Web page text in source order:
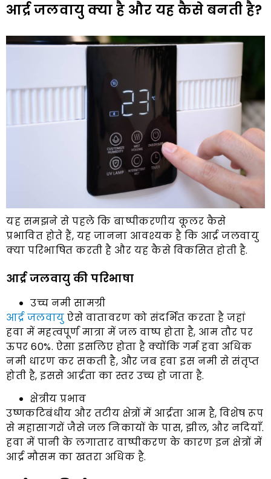
आर्द्र जलवायु क्या है और यह कैसे बनती है?
यह समझने से पहले कि बाष्पीकरणीय कूलर कैसे
प्रभावित होते हैं, यह जानना आवश्यक है कि आर्द्र जलवायु
क्या परिभाषित करती है और यह कैसे विकसित होती है.
आर्द्र जलवायु की परिभाषा
उच्च नमी सामग्री
आर्द्र जलवायु ऐसे वातावरण को संदर्भित करता है जहां
हवा में महत्वपूर्ण मात्रा में जल वाष्प होता है, आम तौर पर
ऊपर 60%. ऐसा इसलिए होता है क्योंकि गर्म हवा अधिक
नमी धारण कर सकती है, और जब हवा इस नमी से संतृप्त
होती है, इससे आर्द्रता का स्तर उच्च हो जाता है.
क्षेत्रीय प्रभाव
उष्णकटिबंधीय और तटीय क्षेत्रों में आर्द्रता आम है, विशेष रूप
से महासागरों जैसे जल निकायों के पास, झील, और नदियाँ.
हवा में पानी के लगातार वाष्पीकरण के कारण इन क्षेत्रों में
आर्द्र मौसम का खतरा अधिक है.